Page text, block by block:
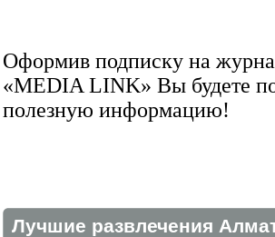
Оформив подписку на
«MEDIA LINK» Вы будете
полезную информацию!
Лучшие развлечения